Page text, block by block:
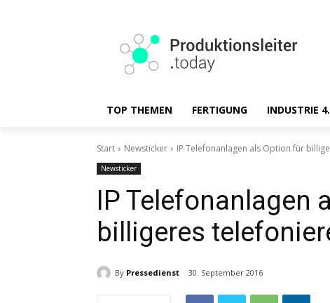
TOP THEMEN FERTIGUNG INDUSTRIE
Start Newsticker IP Telefonanlagen als Option für
Newsticker
IP Telefonanlagen
billigeres
By Pressedienst 30. September 2016